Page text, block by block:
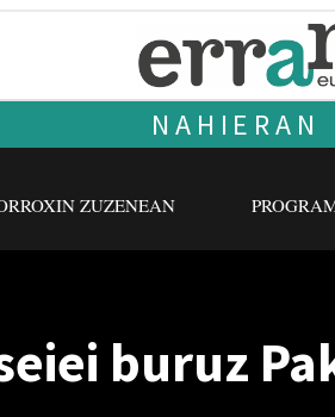
NAHIERAN
ZUZENEAN
buruz